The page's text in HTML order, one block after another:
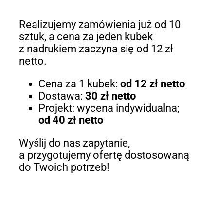
Realizujemy zamówienia już od 10
sztuk, a cena za jeden kubek
z nadrukiem zaczyna się od 12 zł
netto.
Cena za 1 kubek: od 12 zł netto
Dostawa: 30 zł netto
Projekt: wycena indywidualna;
od 40 zł netto
Wyślij do nas zapytanie,
a przygotujemy ofertę dostosowaną
do Twoich potrzeb!